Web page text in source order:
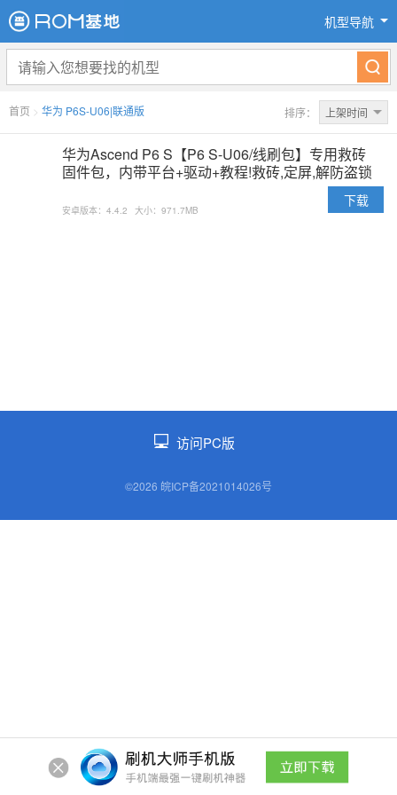
机型导航
首页 > 华为 P6S-U06|联通版 排序： 上架时间
华为Ascend P6 S【P6 S-U06/线刷包】专用救砖
固件包，内带平台+驱动+教程!救砖,定屏,解防盗锁
安卓版本：4.4.2 大小：971.7MB
下载
访问PC版
©2026 皖ICP备2021014026号